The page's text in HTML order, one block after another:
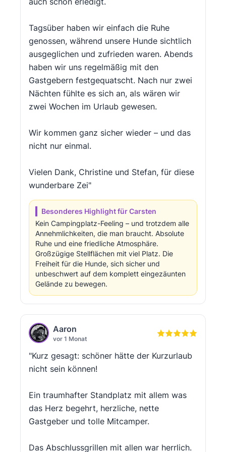
Tagsüber haben wir einfach die Ruhe
genossen, während unsere Hunde sichtlich
ausgeglichen und zufrieden waren. Abends
haben wir uns regelmäßig mit den
Gastgebern festgequatscht. Nach nur zwei
Nächten fühlte es sich an, als wären wir
zwei Wochen im Urlaub gewesen.
Wir kommen ganz sicher wieder – und das
nicht nur einmal.
Vielen Dank, Christine und Stefan, für diese
wunderbare Zei"
Besonderes Highlight für Carsten
Kein Campingplatz-Feeling – und trotzdem alle
Annehmlichkeiten, die man braucht. Absolute
Ruhe und eine friedliche Atmosphäre.
Großzügige Stellflächen mit viel Platz. Die
Freiheit für die Hunde, sich sicher und
unbeschwert auf dem komplett eingezäunten
Gelände zu bewegen.
Aaron
vor 1 Monat
"Kurz gesagt: schöner hätte der Kurzurlaub
nicht sein können!
Ein traumhafter Standplatz mit allem was
das Herz begehrt, herzliche, nette
Gastgeber und tolle Mitcamper.
Das Abschlussgrillen mit allen war herrlich.